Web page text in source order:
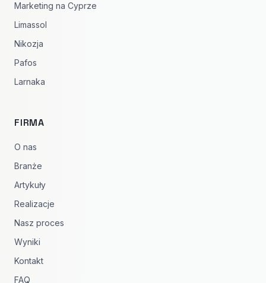
Marketing na Cyprze
Limassol
Nikozja
Pafos
Larnaka
FIRMA
O nas
Branże
Artykuły
Realizacje
Nasz proces
Wyniki
Kontakt
FAQ